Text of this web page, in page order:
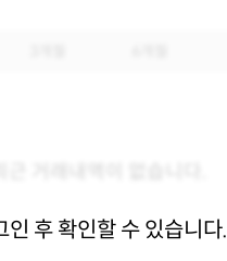
인 후 확인할 수 있습니다.